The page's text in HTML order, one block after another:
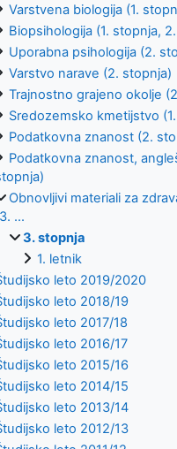
Varstvena biologija (1.
Biopsihologija (1. stopnja,
Uporabna psihologija (2.
Varstvo narave (2. stopnja)
Trajnostno grajeno okolje
Sredozemsko kmetijstvo
Podatkovna znanost (2.
Podatkovna znanost,
Obnovljivi materiali za
...
3. stopnja
1. letnik
leto 2019/2020
leto 2018/19
leto 2017/18
leto 2016/17
leto 2015/16
leto 2014/15
leto 2013/14
leto 2012/13